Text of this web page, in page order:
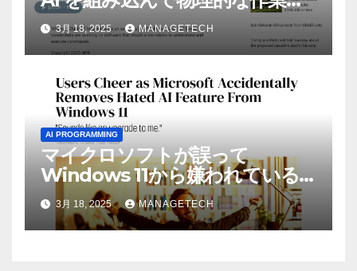
実行させている | ノーザン パブ
リック ラジオ: WNIJ および
WNIU
3月 18, 2025 MANAGETECH
AI PROGRAMMING
マイクロソフトが誤って
Windows 11から嫌われている
AI機能を削除したことにユーザ
ーが歓喜
3月 18, 2025 MANAGETECH